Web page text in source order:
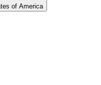
of America